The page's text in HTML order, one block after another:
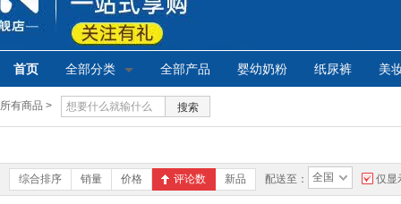
首页 全部分类 全部产品 婴幼奶粉 纸尿裤 美
所有商品 > 搜索
综合排序 销量 价格 评论数 新品 配送至： 全国 仅显